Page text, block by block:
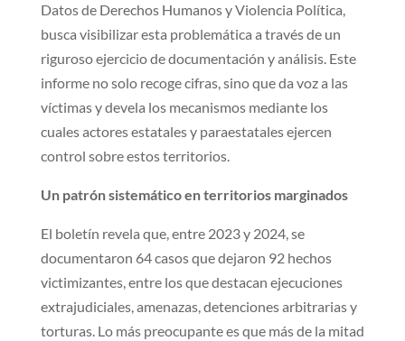
Datos de Derechos Humanos y Violencia Política,
busca visibilizar esta problemática a través de un
riguroso ejercicio de documentación y análisis. Este
informe no solo recoge cifras, sino que da voz a las
víctimas y devela los mecanismos mediante los
cuales actores estatales y paraestatales ejercen
control sobre estos territorios.
Un patrón sistemático en territorios marginados
El boletín revela que, entre 2023 y 2024, se
documentaron 64 casos que dejaron 92 hechos
victimizantes, entre los que destacan ejecuciones
extrajudiciales, amenazas, detenciones arbitrarias y
torturas. Lo más preocupante es que más de la mitad